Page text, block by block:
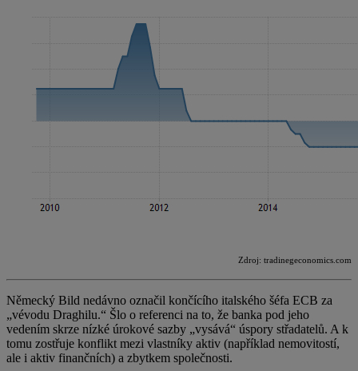
Zdroj: tradinegeconomics.com
Německý Bild nedávno označil končícího italského šéfa ECB za
„vévodu Draghilu.“ Šlo o referenci na to, že banka pod jeho
vedením skrze nízké úrokové sazby „vysává“ úspory střadatelů. A k
tomu zostřuje konflikt mezi vlastníky aktiv (například nemovitostí,
ale i aktiv finančních) a zbytkem společnosti.